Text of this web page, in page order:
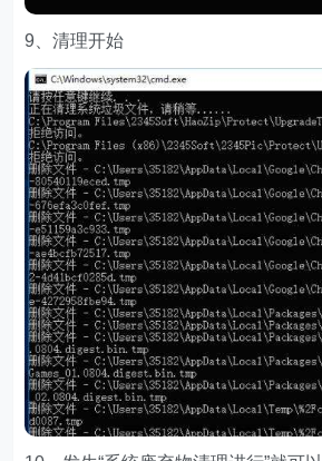
9、清理开始